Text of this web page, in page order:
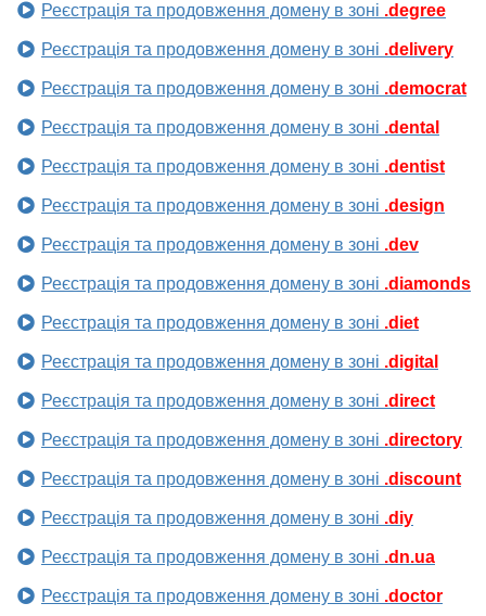
Реєстрація та продовження домену в зоні .degree
Реєстрація та продовження домену в зоні .delivery
Реєстрація та продовження домену в зоні .democrat
Реєстрація та продовження домену в зоні .dental
Реєстрація та продовження домену в зоні .dentist
Реєстрація та продовження домену в зоні .design
Реєстрація та продовження домену в зоні .dev
Реєстрація та продовження домену в зоні .diamonds
Реєстрація та продовження домену в зоні .diet
Реєстрація та продовження домену в зоні .digital
Реєстрація та продовження домену в зоні .direct
Реєстрація та продовження домену в зоні .directory
Реєстрація та продовження домену в зоні .discount
Реєстрація та продовження домену в зоні .diy
Реєстрація та продовження домену в зоні .dn.ua
Реєстрація та продовження домену в зоні .doctor